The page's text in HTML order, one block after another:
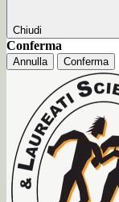
Chiudi
Conferma
Annulla Conferma